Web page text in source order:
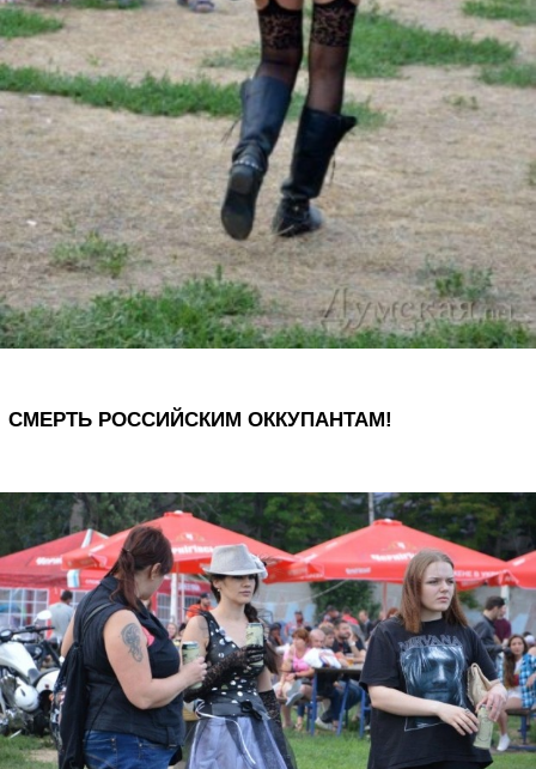
СМЕРТЬ РОССИЙСКИМ ОККУПАНТАМ!